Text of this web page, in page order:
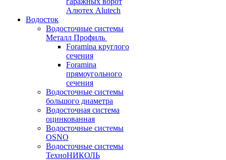
Алютех Alutech
Водосток
Водосточные системы
Металл Профиль
Foramina круглого
сечения
Foramina
прямоугольного
сечения
Водосточные системы
большого диаметра
Водосточная система
оцинкованная
Водосточные системы
OSNO
Водосточные системы
ТехноНИКОЛЬ